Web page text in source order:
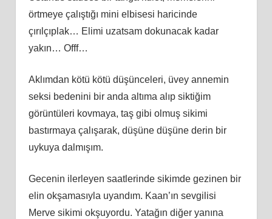
örtmeye çalıştığı mini elbisesi haricinde
çırılçıplak… Elimi uzatsam dokunacak kadar
yakın… Offf…
Aklımdan kötü kötü düşünceleri, üvey annemin
seksi bedenini bir anda altıma alıp siktiğim
görüntüleri kovmaya, taş gibi olmuş sikimi
bastırmaya çalışarak, düşüne düşüne derin bir
uykuya dalmışım.
Gecenin ilerleyen saatlerinde sikimde gezinen bir
elin okşamasıyla uyandım. Kaan’ın sevgilisi
Merve sikimi okşuyordu. Yatağın diğer yanına